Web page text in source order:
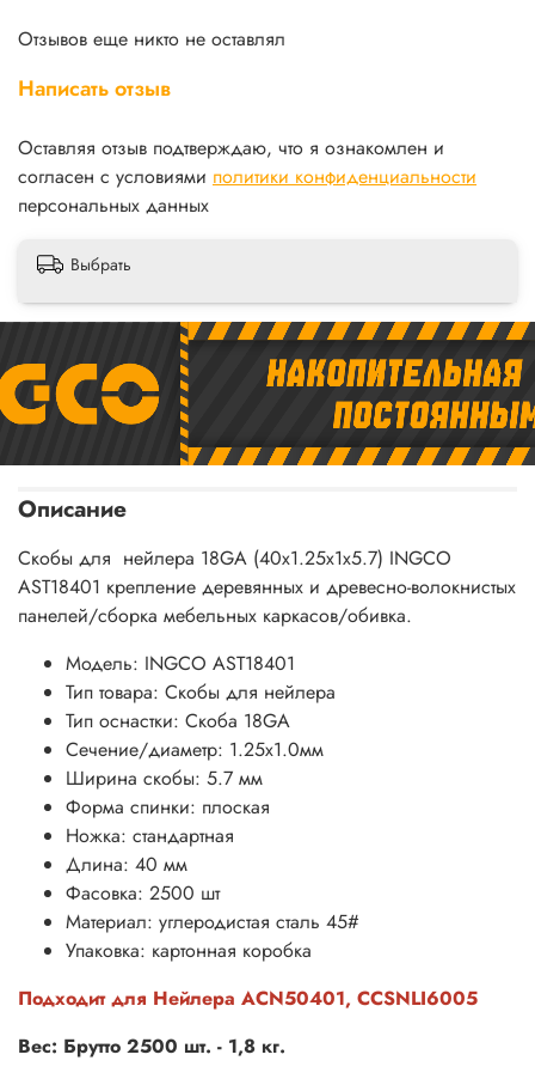
Отзывов еще никто не оставлял
Написать отзыв
Оставляя отзыв подтверждаю, что я ознакомлен и
согласен с условиями политики конфиденциальности
персональных данных
Выбрать
Описание
Скобы для нейлера 18GA (40х1.25х1х5.7) INGCO
AST18401 крепление деревянных и древесно-волокнистых
панелей/сборка мебельных каркасов/обивка.
Модель: INGCO AST18401
Тип товара: Скобы для нейлера
Тип оснастки: Скоба 18GA
Сечение/диаметр: 1.25х1.0мм
Ширина скобы: 5.7 мм
Форма спинки: плоская
Ножка: стандартная
Длина: 40 мм
Фасовка: 2500 шт
Материал: углеродистая сталь 45#
Упаковка: картонная коробка
Подходит для Нейлера ACN50401, CCSNLI6005
Вес: Брутто 2500 шт. - 1,8 кг.